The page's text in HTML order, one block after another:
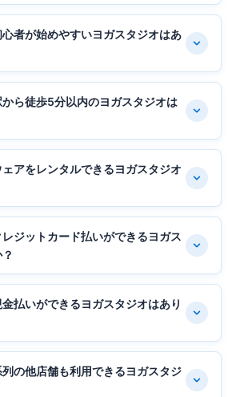
者が始めやすいヨガスタジオはあ
ら徒歩5分以内のヨガスタジオは
アをレンタルできるヨガスタジオ
ジットカード払いができるヨガス
払いができるヨガスタジオはあり
の他店舗も利用できるヨガスタジ